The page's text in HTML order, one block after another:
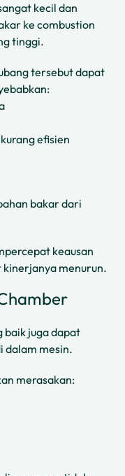
kecil dan
ke combustion
tinggi.
tersebut dapat
efisien
bakar dari
keausan
kinerjanya menurun.
baik juga dapat
dalam mesin.
merasakan: